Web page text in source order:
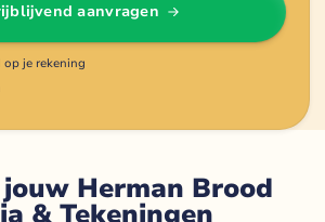
aanvragen
je rekening
Herman Brood
& Tekeningen